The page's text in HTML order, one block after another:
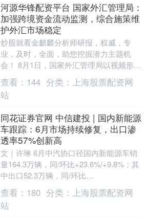
河源华锋配资平台 国家外汇管理局：
加强跨境资金流动监测，综合施策维
护外汇市场稳定
炒股就看金麒麟分析师研报，权威，专
业，及时，全面，助您挖掘潜力主题机
会！ 8月1日，国家外汇管理局以视频形式
召开2026年下半年外汇管理工作交流会。
会议以习近平....
查看： 144 分类： 上海股票配资网
站
同花证券官网 中信建投 | 国内新能源
车跟踪：6月市场持续修复，出口渗
透率57%创新高
文｜许琳 6月中汽协口径国内新能源车销
量164.3万辆，同/环比+23.6%/+9.8%；其
中出口52.3万辆，同/环比
+155.1%/+17.2%，维持高增趋....
查看： 180 分类： 上海股票配资网
站